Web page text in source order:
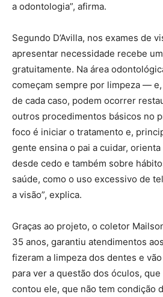
a odontologia”, afirma.
Segundo D’Avilla, nos exames de
apresentar necessidade recebe
gratuitamente. Na área
começam sempre por limpeza —
de cada caso, podem ocorrer
outros procedimentos básicos no
foco é iniciar o tratamento e,
gente ensina o pai a cuidar,
desde cedo e também sobre
saúde, como o uso excessivo de
a visão”, explica.
Graças ao projeto, o coletor
35 anos, garantiu atendimentos
fizeram a limpeza dos dentes e
para ver a questão dos óculos, que
contou ele, que não tem condição